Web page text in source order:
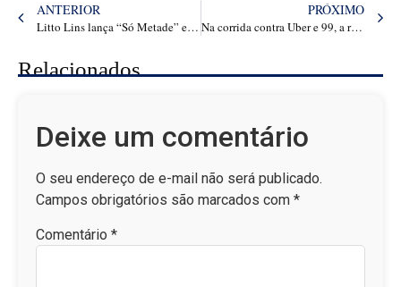
ANTERIOR
Litto Lins lança “Só Metade” em parceria com Natanzinho Lima
PRÓXIMO
Na corrida contra Uber e 99, a russa inDrive corre para pequenas e médias cidades
Relacionados
Deixe um comentário
O seu endereço de e-mail não será publicado.
Campos obrigatórios são marcados com *
Comentário *